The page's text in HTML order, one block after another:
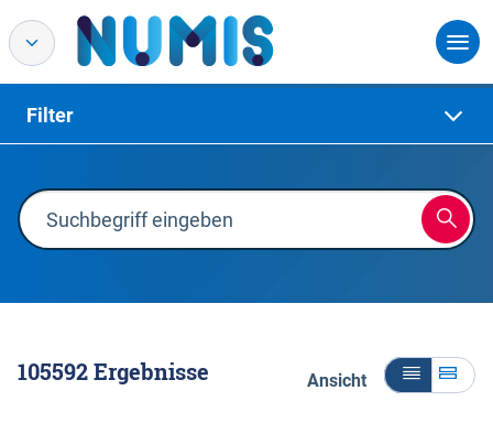
Filter
105592Ergebnisse Ansicht